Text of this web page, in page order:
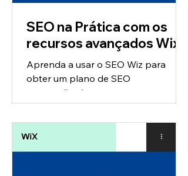
SEO na Prática com os
recursos avançados Wix
Aprenda a usar o SEO Wiz para
obter um plano de SEO
personalizado.